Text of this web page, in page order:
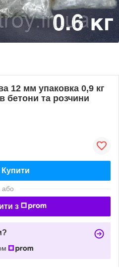
12 мм упаковка 0,9 кг
бетони та розчини
Купити
або
з